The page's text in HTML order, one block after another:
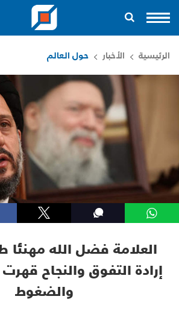
الرئيسية الأخبار حول العالم
العلامة فضل الله مهنئا
إرادة التفوق والنجاح
والضغوط